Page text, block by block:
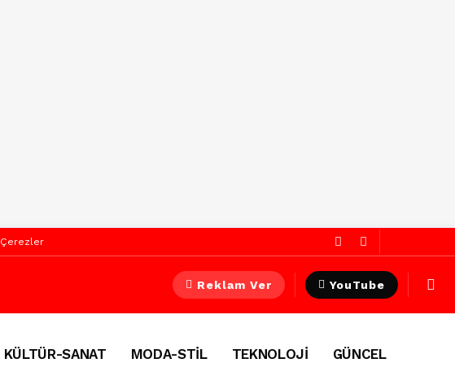
Çerezler
Reklam Ver YouTube
KÜLTÜR-SANAT MODA-STİL TEKNOLOJİ
GÜNCEL